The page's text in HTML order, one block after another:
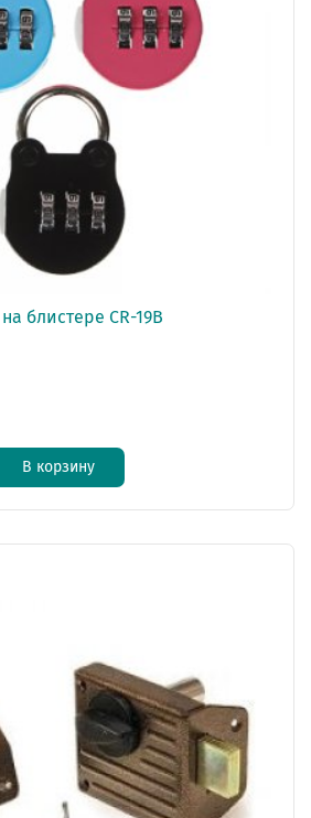
блистере CR-19В
В корзину